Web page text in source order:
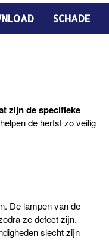
SCHADE
zijn de specifieke
de herfst zo veilig
De lampen van de
ze defect zijn.
slecht zijn